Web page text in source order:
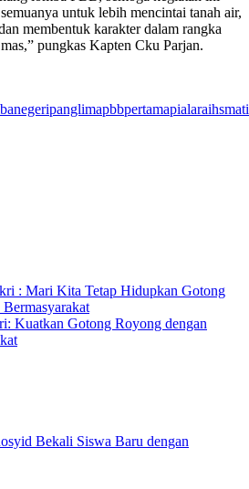
untuk lebih mencintai tanah air,
membentuk karakter dalam rangka
pungkas Kapten Cku Parjan.
negeripanglimapbbpertamapialaraihsma
: Mari Kita Tetap Hidupkan Gotong
Kuatkan Gotong Royong dengan
Bekali Siswa Baru dengan